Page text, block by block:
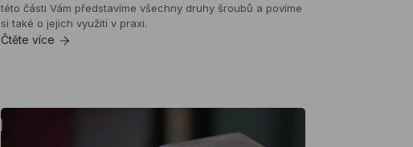
této části Vám představíme všechny druhy šroubů a povíme
si také o jejich využití v praxi.
Čtěte více